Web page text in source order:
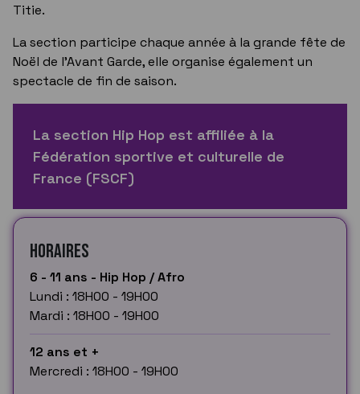
Titie.
La section participe chaque année à la grande fête de
Noël de l'Avant Garde, elle organise également un
spectacle de fin de saison.
La section Hip Hop est affiliée à la
Fédération sportive et culturelle de
France (FSCF)
Horaires
6 - 11 ans - Hip Hop / Afro
Lundi : 18H00 - 19H00
Mardi : 18H00 - 19H00
12 ans et +
Mercredi : 18H00 - 19H00